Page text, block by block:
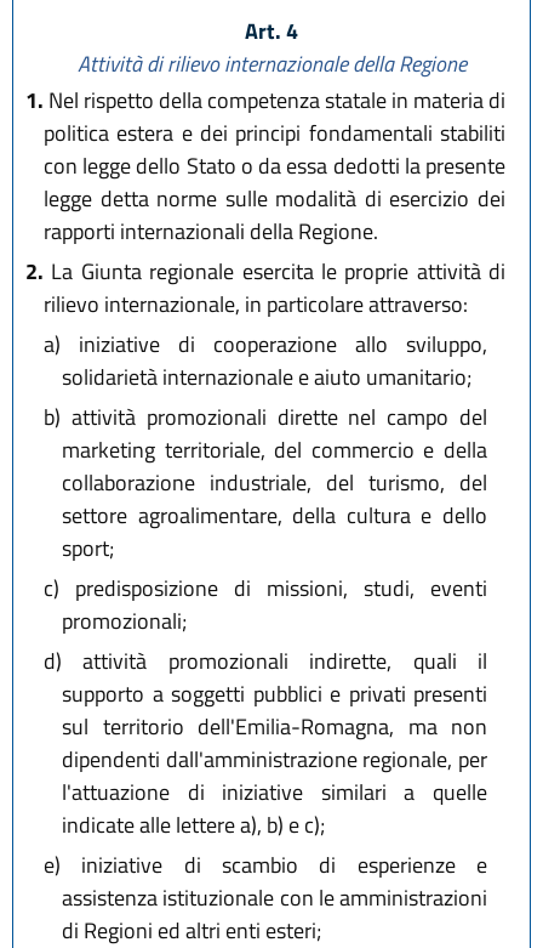
Art. 4
Attività di rilievo internazionale della Regione
1. Nel rispetto della competenza statale in materia di
politica estera e dei principi fondamentali stabiliti
con legge dello Stato o da essa dedotti la presente
legge detta norme sulle modalità di esercizio dei
rapporti internazionali della Regione.
2. La Giunta regionale esercita le proprie attività di
rilievo internazionale, in particolare attraverso:
a) iniziative di cooperazione allo sviluppo,
solidarietà internazionale e aiuto umanitario;
b) attività promozionali dirette nel campo del
marketing territoriale, del commercio e della
collaborazione industriale, del turismo, del
settore agroalimentare, della cultura e dello
sport;
c) predisposizione di missioni, studi, eventi
promozionali;
d) attività promozionali indirette, quali il
supporto a soggetti pubblici e privati presenti
sul territorio dell'Emilia-Romagna, ma non
dipendenti dall'amministrazione regionale, per
l'attuazione di iniziative similari a quelle
indicate alle lettere a), b) e c);
e) iniziative di scambio di esperienze e
assistenza istituzionale con le amministrazioni
di Regioni ed altri enti esteri;